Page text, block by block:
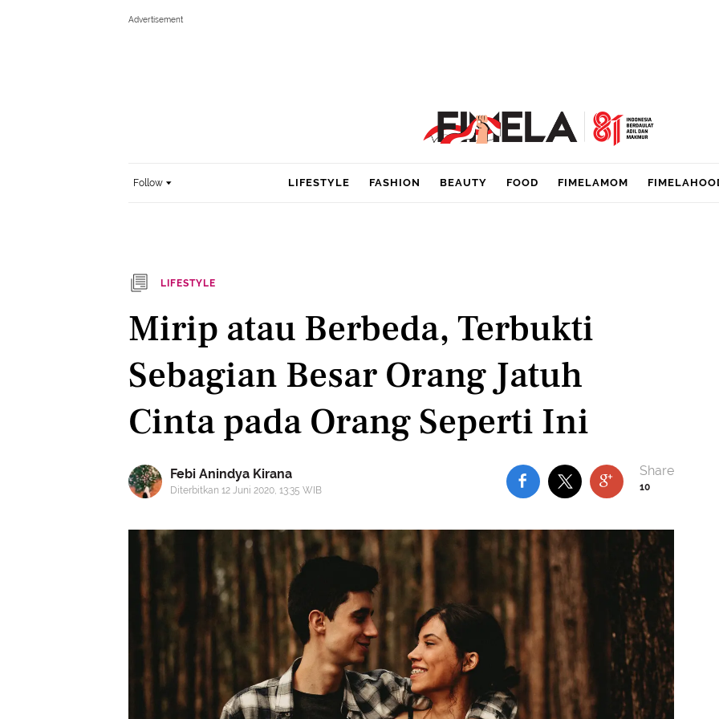
Follow LIFESTYLE FASHION BEAUTY FOOD FIMELAMOM
LIFESTYLE
Mirip atau Berbeda, Terbukti
Sebagian Besar Orang Jatuh
Cinta pada Orang Seperti Ini
Febi Anindya Kirana
Diterbitkan 12 Juni 2020, 13:35 WIB 10